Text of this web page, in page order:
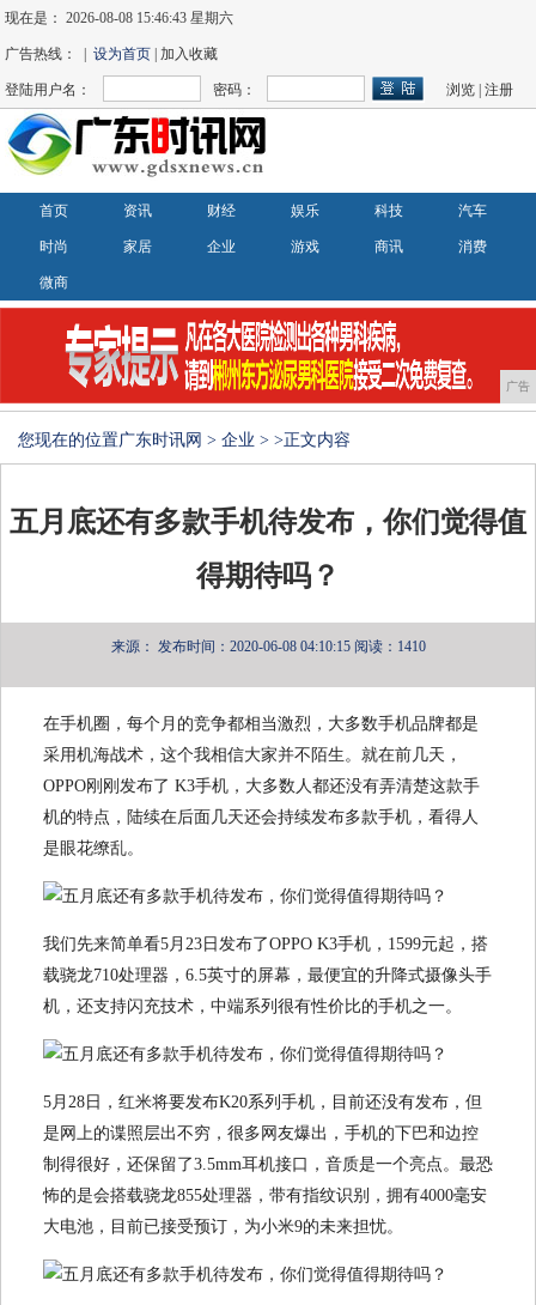
现在是：2026-08-08 15:46:44 星期六
广告热线： |设为首页 | 加入收藏
登陆用户名： 密码： 浏览 |注册
首页 资讯 财经 娱乐 科技 汽车
时尚 家居 企业 游戏 商讯 消费
微商
广告
您现在的位置广东时讯网 > 企业 > >正文内容
五月底还有多款手机待发布，你们觉得值
得期待吗？
来源： 发布时间：2020-06-08 04:10:15 阅读：1410
在手机圈，每个月的竞争都相当激烈，大多数手机品牌都是
采用机海战术，这个我相信大家并不陌生。就在前几天，
OPPO刚刚发布了 K3手机，大多数人都还没有弄清楚这款手
机的特点，陆续在后面几天还会持续发布多款手机，看得人
是眼花缭乱。
我们先来简单看5月23日发布了OPPO K3手机，1599元起，搭
载骁龙710处理器，6.5英寸的屏幕，最便宜的升降式摄像头手
机，还支持闪充技术，中端系列很有性价比的手机之一。
5月28日，红米将要发布K20系列手机，目前还没有发布，但
是网上的谍照层出不穷，很多网友爆出，手机的下巴和边控
制得很好，还保留了3.5mm耳机接口，音质是一个亮点。最恐
怖的是会搭载骁龙855处理器，带有指纹识别，拥有4000毫安
大电池，目前已接受预订，为小米9的未来担忧。